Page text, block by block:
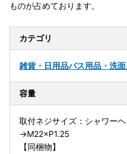
ものが占めております。
カテゴリ
雑貨・日用品バス用品・洗
容量
取付ネジサイズ：シャワー
→M22×P1.25
【同梱物】